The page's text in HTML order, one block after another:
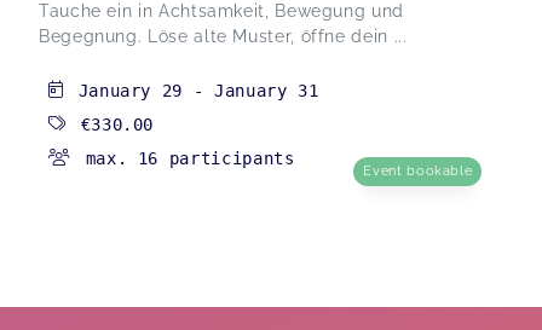
Tauche ein in Achtsamkeit, Bewegung und
Begegnung. Löse alte Muster, öffne dein ...
January 29 - January 31
€330.00
max. 16 participants
Event bookable